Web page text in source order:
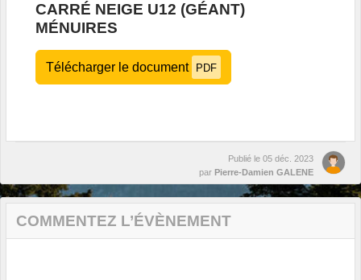
CARRÉ NEIGE U12 (GÉANT)
MÉNUIRES
Télécharger le document PDF
Publié le 05 déc. 2023
par Pierre-Damien GALENE
COMMENTEZ L’ÉVÈNEMENT